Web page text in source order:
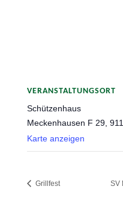
VERANSTALTUNGSORT
Schützenhaus
Meckenhausen F 29,
Karte anzeigen
Grillfest SV